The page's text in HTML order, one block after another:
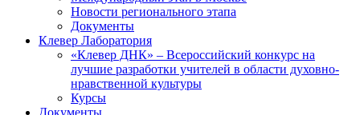
Новости регионального этапа
Документы
Клевер Лаборатория
«Клевер ДНК» – Всероссийский конкурс на
лучшие разработки учителей в области духовно-
нравственной культуры
Курсы
Документы